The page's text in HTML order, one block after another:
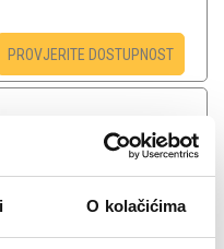
O kolačićima
PROVJERITE DOSTUPNOST